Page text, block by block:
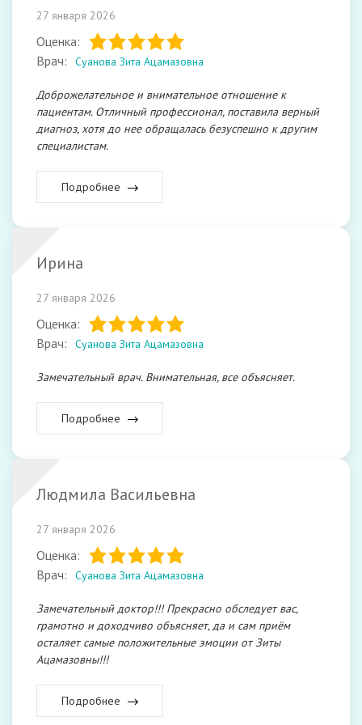
27 января 2026
Оценка:
Врач:
Суанова Зита Ацамазовна
Доброжелательное и внимательное отношение к
пациентам. Отличный профессионал, поставила верный
диагноз, хотя до нее обращалась безуспешно к другим
специалистам.
Подробнее
Ирина
27 января 2026
Оценка:
Врач:
Суанова Зита Ацамазовна
Замечательный врач. Внимательная, все объясняет.
Подробнее
Людмила Васильевна
27 января 2026
Оценка:
Врач:
Суанова Зита Ацамазовна
Замечательный доктор!!! Прекрасно обследует вас,
грамотно и доходчиво объясняет, да и сам приём
осталяет самые положительные эмоции от Зиты
Ацамазовны!!!
Подробнее